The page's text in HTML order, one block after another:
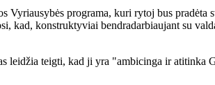
Vyriausybės programa, kuri rytoj bus
kad, konstruktyviai bendradarbiaujant su
leidžia teigti, kad ji yra "ambicinga ir